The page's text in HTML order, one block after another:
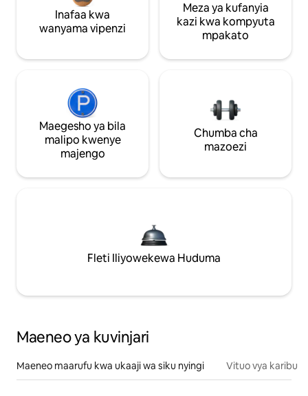
Inafaa kwa
wanyama vipenzi
Meza ya kufanyia
kazi kwa kompyuta
mpakato
Maegesho ya bila
malipo kwenye
majengo
Chumba cha
mazoezi
Fleti Iliyowekewa Huduma
Maeneo ya kuvinjari
Maeneo maarufu kwa ukaaji wa siku nyingi Vituo vya karibu